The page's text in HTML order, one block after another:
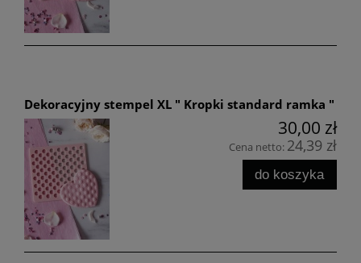
Dekoracyjny stempel XL " Kropki standard ramka "
30,00 zł
Cena netto: 24,39 zł
do koszyka